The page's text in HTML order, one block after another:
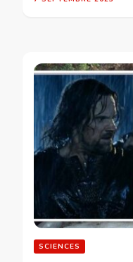
SCIENCES